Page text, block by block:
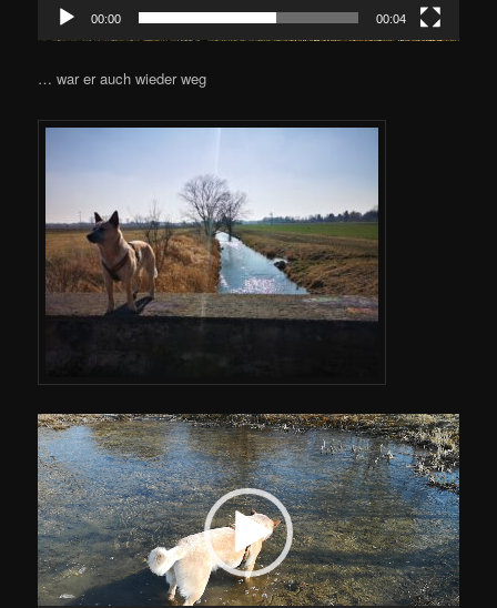
00:00 00:04
… war er auch wieder weg
Video-
Player